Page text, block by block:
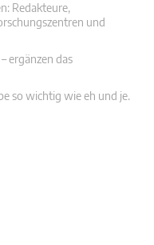
Redakteure,
und
– ergänzen das
so wichtig wie eh und je.